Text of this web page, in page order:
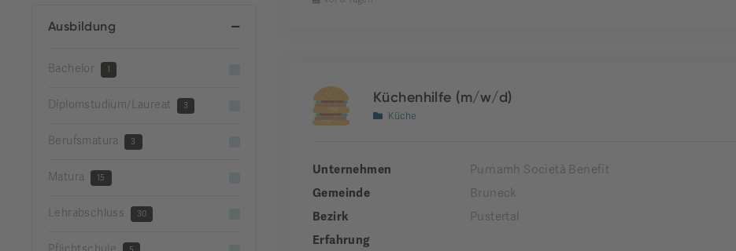
Ausbildung
Bachelor 1
Diplomstudium/Laureat 3
Berufsmatura 3
Matura 15
Lehrabschluss 30
Küchenhilfe (m/w/d)
Küche
Unternehmen
Purnamh Società Benefit
Gemeinde
Bruneck
Bezirk
Pustertal
Erfahrung